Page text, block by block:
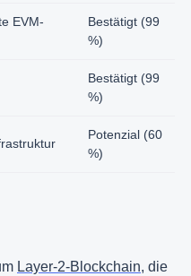
EVM-
Bestätigt (99
%)
Bestätigt (99
%)
Potenzial (60
%)
Layer-2-Blockchain, die